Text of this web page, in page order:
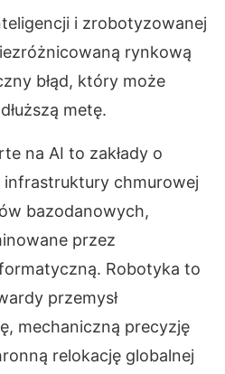
i zrobotyzowanej
rynkową
błąd, który może
metę.
na AI to zakłady o
infrastruktury chmurowej
bazodanowych,
przez
Robotyka to
przemysł
mechaniczną precyzję
relokację globalnej